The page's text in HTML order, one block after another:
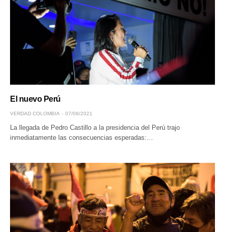
El nuevo Perú
VERDAD COLOMBIA 07/08/2021
La llegada de Pedro Castillo a la presidencia del Perú trajo
inmediatamente las consecuencias esperadas:…